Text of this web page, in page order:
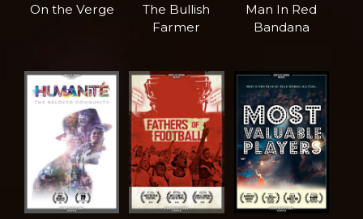
On the Verge
The Bullish
Farmer
Man In Red
Bandana